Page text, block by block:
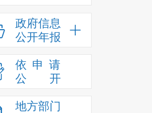
政府信息
公开年报
依申请
公
开
地方部门